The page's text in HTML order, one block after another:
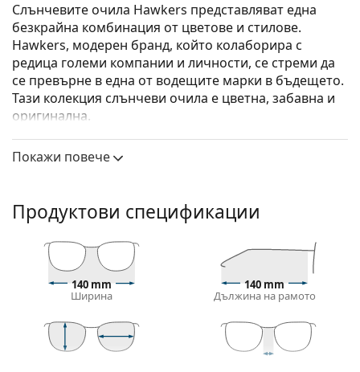
Слънчевите очила Hawkers представляват една
безкрайна комбинация от цветове и стилове.
Hawkers, модерен бранд, който колаборира с
редица големи компании и личности, се стреми да
се превърне в една от водещите марки в бъдещето.
Тази колекция слънчеви очила е цветна, забавна и
оригинална.
Hawkers Fusion Rose Gold Oneса унисекс слънчеви
очила.
виртуалното огледало на Lentiamo.
Черният цвят на рамката перфектно съвпада с
хладни тонове на кожата и светло руса, светло
кестенява или черна коса.
идеален избор за тези с кръгла, овална или
триъгълна форма на лицето.
Покажи повече
Продуктови спецификации
140 mm
Ширина
140 mm
Дължина на рамото